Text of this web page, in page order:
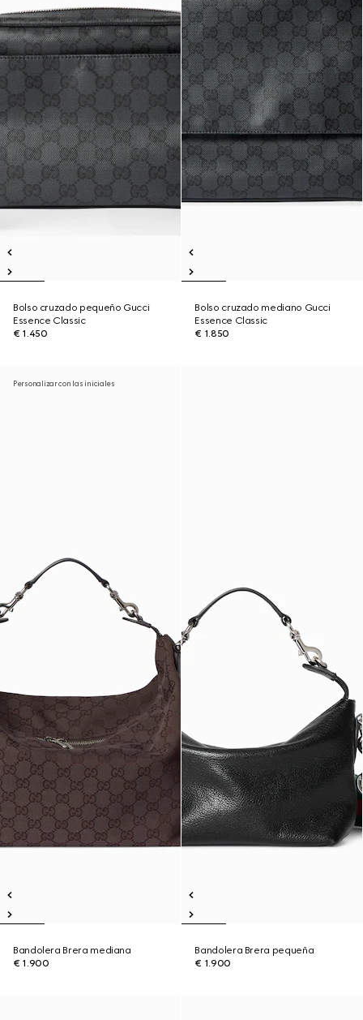
Bolso cruzado pequeño Gucci
Essence Classic
€ 1.450
Bolso cruzado mediano Gucci
Essence Classic
€ 1.850
Personalizar con las iniciales
Bandolera Brera mediana
€ 1.900
Bandolera Brera pequeña
€ 1.900